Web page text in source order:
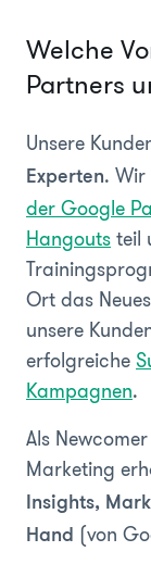
Welche
Partners
Unsere
Experten.
der Google
Hangoutsteil
Ort das
unsere
erfolgreiche
Kampagnen.
Als
Marketing
Insights,
Hand (von